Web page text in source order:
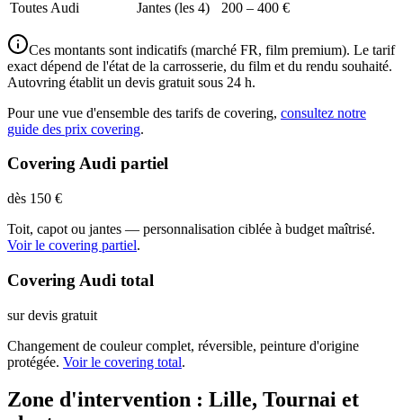
Toutes Audi Jantes (les 4) 200 – 400 €
Ces montants sont indicatifs (marché FR, film premium). Le tarif
exact dépend de l'état de la carrosserie, du film et du rendu souhaité.
Autovring établit un devis gratuit sous 24 h.
Pour une vue d'ensemble des tarifs de covering, consultez notre
guide des prix covering.
Covering Audi partiel
dès 150 €
Toit, capot ou jantes — personnalisation ciblée à budget maîtrisé.
Voir le covering partiel.
Covering Audi total
sur devis gratuit
Changement de couleur complet, réversible, peinture d'origine
protégée. Voir le covering total.
Zone d'intervention : Lille, Tournai et